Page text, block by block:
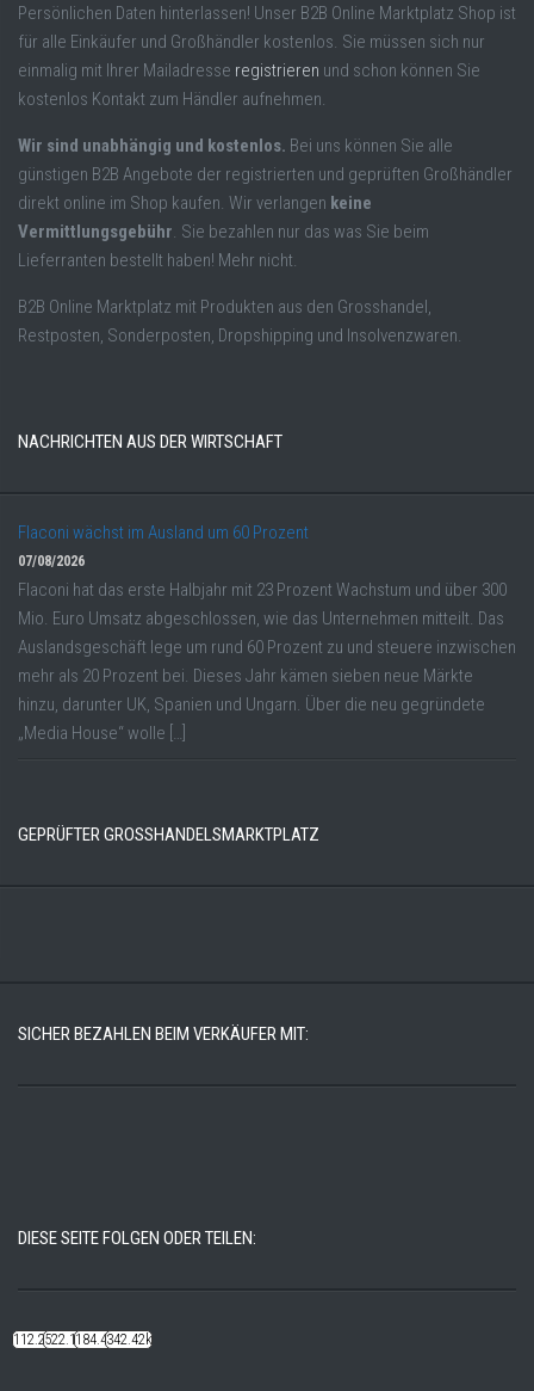
Persönlichen Daten hinterlassen! Unser B2B Online Marktplatz Shop ist
für alle Einkäufer und Großhändler kostenlos. Sie müssen sich nur
einmalig mit Ihrer Mailadresse registrieren und schon können Sie
kostenlos Kontakt zum Händler aufnehmen.
Wir sind unabhängig und kostenlos. Bei uns können Sie alle
günstigen B2B Angebote der registrierten und geprüften Großhändler
direkt online im Shop kaufen. Wir verlangen keine
Vermittlungsgebühr. Sie bezahlen nur das was Sie beim
Lieferranten bestellt haben! Mehr nicht.
B2B Online Marktplatz mit Produkten aus den Grosshandel,
Restposten, Sonderposten, Dropshipping und Insolvenzwaren.
NACHRICHTEN AUS DER WIRTSCHAFT
Flaconi wächst im Ausland um 60 Prozent
07/08/2026
Flaconi hat das erste Halbjahr mit 23 Prozent Wachstum und über 300
Mio. Euro Umsatz abgeschlossen, wie das Unternehmen mitteilt. Das
Auslandsgeschäft lege um rund 60 Prozent zu und steuere inzwischen
mehr als 20 Prozent bei. Dieses Jahr kämen sieben neue Märkte
hinzu, darunter UK, Spanien und Ungarn. Über die neu gegründete
„Media House“ wolle […]
GEPRÜFTER GROSSHANDELSMARKTPLATZ
SICHER BEZAHLEN BEIM VERKÄUFER MIT:
DIESE SEITE FOLGEN ODER TEILEN:
112.22k522.14k184.48k342.42k